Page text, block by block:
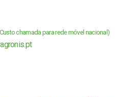
chamada para rede móvel nacional)